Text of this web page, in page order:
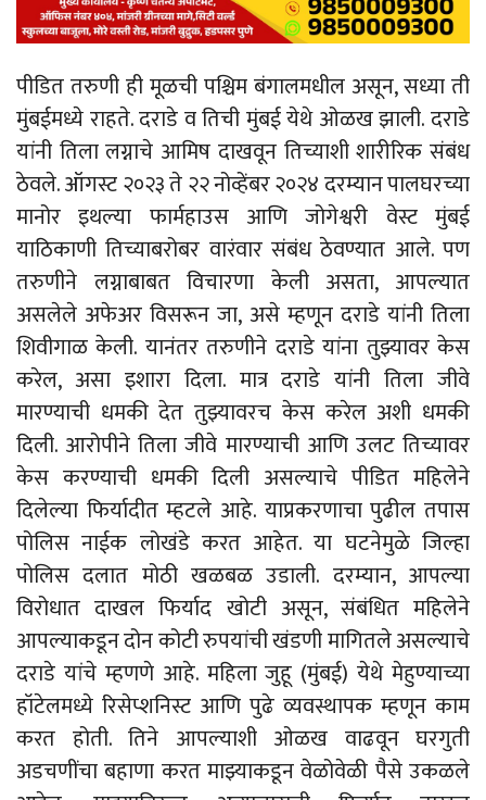
पीडित तरुणी ही मूळची पश्चिम बंगालमधील असून, सध्या ती
मुंबईमध्ये राहते. दराडे व तिची मुंबई येथे ओळख झाली. दराडे
यांनी तिला लग्नाचे आमिष दाखवून तिच्याशी शारीरिक संबंध
ठेवले. ऑगस्ट २०२३ ते २२ नोव्हेंबर २०२४ दरम्यान पालघरच्या
मानोर इथल्या फार्महाउस आणि जोगेश्वरी वेस्ट मुंबई
याठिकाणी तिच्याबरोबर वारंवार संबंध ठेवण्यात आले. पण
तरुणीने लग्नाबाबत विचारणा केली असता, आपल्यात
असलेले अफेअर विसरून जा, असे म्हणून दराडे यांनी तिला
शिवीगाळ केली. यानंतर तरुणीने दराडे यांना तुझ्यावर केस
करेल, असा इशारा दिला. मात्र दराडे यांनी तिला जीवे
मारण्याची धमकी देत तुझ्यावरच केस करेल अशी धमकी
दिली. आरोपीने तिला जीवे मारण्याची आणि उलट तिच्यावर
केस करण्याची धमकी दिली असल्याचे पीडित महिलेने
दिलेल्या फिर्यादीत म्हटले आहे. याप्रकरणाचा पुढील तपास
पोलिस नाईक लोखंडे करत आहेत. या घटनेमुळे जिल्हा
पोलिस दलात मोठी खळबळ उडाली. दरम्यान, आपल्या
विरोधात दाखल फिर्याद खोटी असून, संबंधित महिलेने
आपल्याकडून दोन कोटी रुपयांची खंडणी मागितले असल्याचे
दराडे यांचे म्हणणे आहे. महिला जुहू (मुंबई) येथे मेहुण्याच्या
हॉटेलमध्ये रिसेप्शनिस्ट आणि पुढे व्यवस्थापक म्हणून काम
करत होती. तिने आपल्याशी ओळख वाढवून घरगुती
अडचणींचा बहाणा करत माझ्याकडून वेळोवेळी पैसे उकळले